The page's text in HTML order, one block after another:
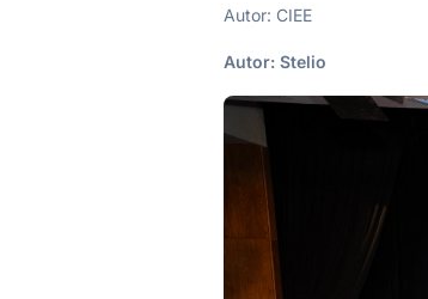
Autor: CIEE
Autor: Stelio